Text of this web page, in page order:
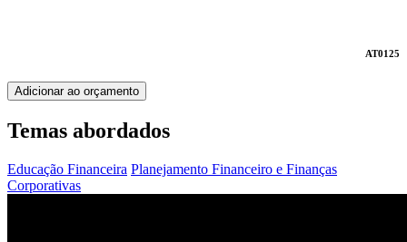
AT0125
Adicionar ao orçamento
Temas abordados
Educação Financeira Planejamento Financeiro e Finanças
Corporativas